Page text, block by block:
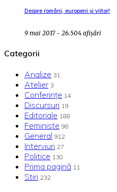
Despre români, europeni și viitor!
9 mai 2017 - 26.504 afișări
Categorii
Analize 31
Atelier 3
Conferințe 14
Discursuri 19
Editoriale 188
Feministe 98
General 912
Interviuri 27
Politice 130
Prima pagină 11
Stiri 232